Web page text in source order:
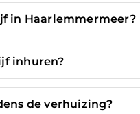
in Haarlemmermeer?
inhuren?
de verhuizing?